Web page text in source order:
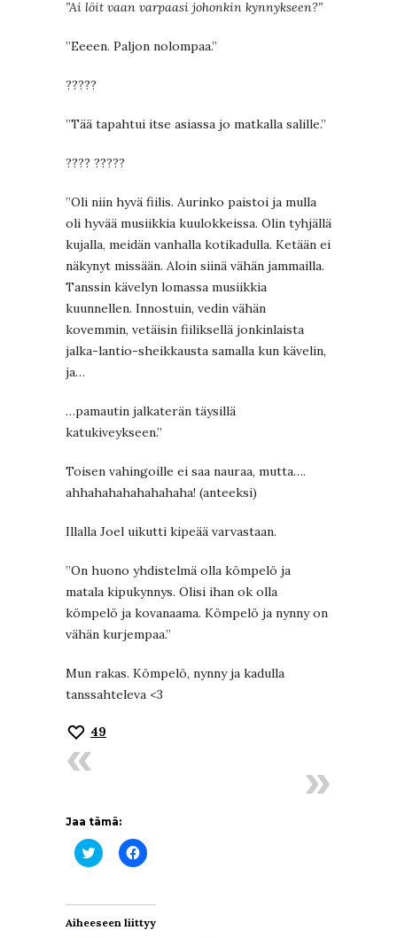
”Ai löit vaan varpaasi johonkin kynnykseen?”
”Eeeen. Paljon nolompaa.”
?????
”Tää tapahtui itse asiassa jo matkalla salille.”
???? ?????
”Oli niin hyvä fiilis. Aurinko paistoi ja mulla
oli hyvää musiikkia kuulokkeissa. Olin tyhjällä
kujalla, meidän vanhalla kotikadulla. Ketään ei
näkynyt missään. Aloin siinä vähän jammailla.
Tanssin kävelyn lomassa musiikkia
kuunnellen. Innostuin, vedin vähän
kovemmin, vetäisin fiiliksellä jonkinlaista
jalka-lantio-sheikkausta samalla kun kävelin,
ja…
…pamautin jalkaterän täysillä
katukiveykseen.”
Toisen vahingoille ei saa nauraa, mutta….
ahhahahahahahahaha! (anteeksi)
Illalla Joel uikutti kipeää varvastaan.
”On huono yhdistelmä olla kömpelö ja
matala kipukynnys. Olisi ihan ok olla
kömpelö ja kovanaama. Kömpelö ja nynny on
vähän kurjempaa.”
Mun rakas. Kömpelö, nynny ja kadulla
tanssahteleva <3
49
Jaa tämä:
Jaa
Twitterissä(Avautuu
Jaa
Facebookissa(Avautuu
Aiheeseen liittyy